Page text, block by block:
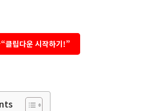
“클립다운 시작하기!”